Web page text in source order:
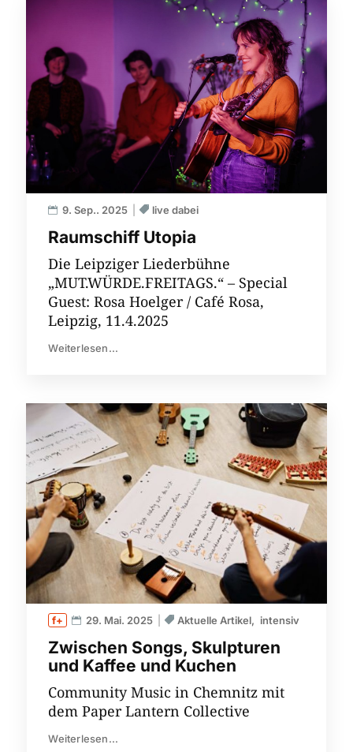
Raumschiff Utopia
9. Sep.. 2025 live dabei
Die Leipziger Liederbühne
„MUT.WÜRDE.FREITAGS.“ – Special
Guest: Rosa Hoelger / Café Rosa,
Leipzig, 11.4.2025
Weiterlesen...
Zwischen Songs, Skulpturen
und Kaffee und Kuchen
29. Mai. 2025 Aktuelle Artikel intensiv
Community Music in Chemnitz mit
dem Paper Lantern Collective
Weiterlesen...